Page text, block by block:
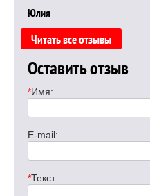
Юлия
Читать все отзывы
Оставить отзыв
*Имя:
E-mail:
*Текст: